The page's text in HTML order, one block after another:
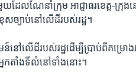
ដែល​ណែនាំ​ក្រុម​ អាជ្ញាធរ​ខេត្ត-ក្រុង​
ច្បាប់​នៅ​លើ​ដី​របស់​រដ្ឋ។
នៅ​លើ​ដី​របស់​រដ្ឋ​ដើម្បី​ប្រាប់​ពី​គម្រោង​
នក​តាំង​ទីលំនៅ​ទាំង​នោះ។